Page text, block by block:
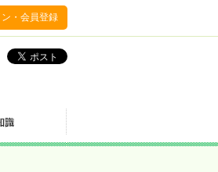
ン・会員登録